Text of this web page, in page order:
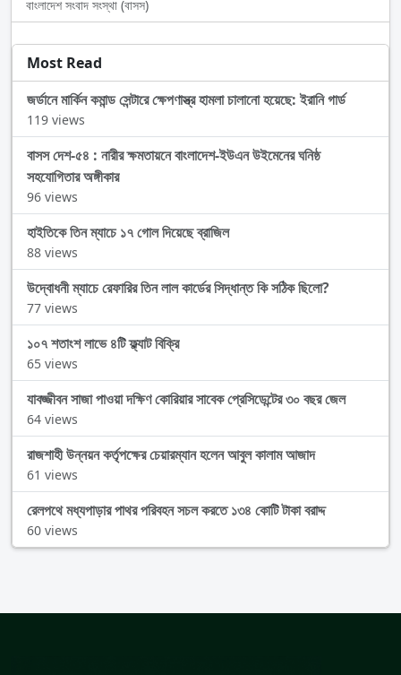
বাংলাদেশ সংবাদ সংস্থা (বাসস)
Most Read
জর্ডানে মার্কিন কমান্ড সেন্টারে ক্ষেপণাস্ত্র হামলা চালানো হয়েছে: ইরানি গার্ড
119 views
বাসস দেশ-৫৪ : নারীর ক্ষমতায়নে বাংলাদেশ-ইউএন উইমেনের ঘনিষ্ঠ
সহযোগিতার অঙ্গীকার
96 views
হাইতিকে তিন ম্যাচে ১৭ গোল দিয়েছে ব্রাজিল
88 views
উদ্বোধনী ম্যাচে রেফারির তিন লাল কার্ডের সিদ্ধান্ত কি সঠিক ছিলো?
77 views
১০৭ শতাংশ লাভে ৪টি ফ্ল্যাট বিক্রি
65 views
যাবজ্জীবন সাজা পাওয়া দক্ষিণ কোরিয়ার সাবেক প্রেসিডেন্টের ৩০ বছর জেল
64 views
রাজশাহী উন্নয়ন কর্তৃপক্ষের চেয়ারম্যান হলেন আবুল কালাম আজাদ
61 views
রেলপথে মধ্যপাড়ার পাথর পরিবহন সচল করতে ১৩৪ কোটি টাকা বরাদ্দ
60 views